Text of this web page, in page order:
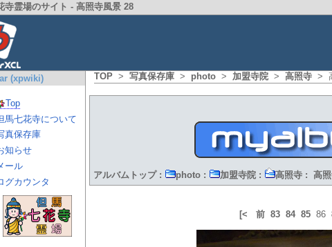
寺霊場のサイト - 高照寺風景 28
TOP > 写真保存庫 > photo > 加盟寺院 > 高照寺 >
アルバムトップ: photo : 加盟寺院 : 高照寺 : 高照
[< 前 83 84 85 86
(xpwiki)
Top
馬七花寺について
真保存庫
知らせ
ール
グカウンタ